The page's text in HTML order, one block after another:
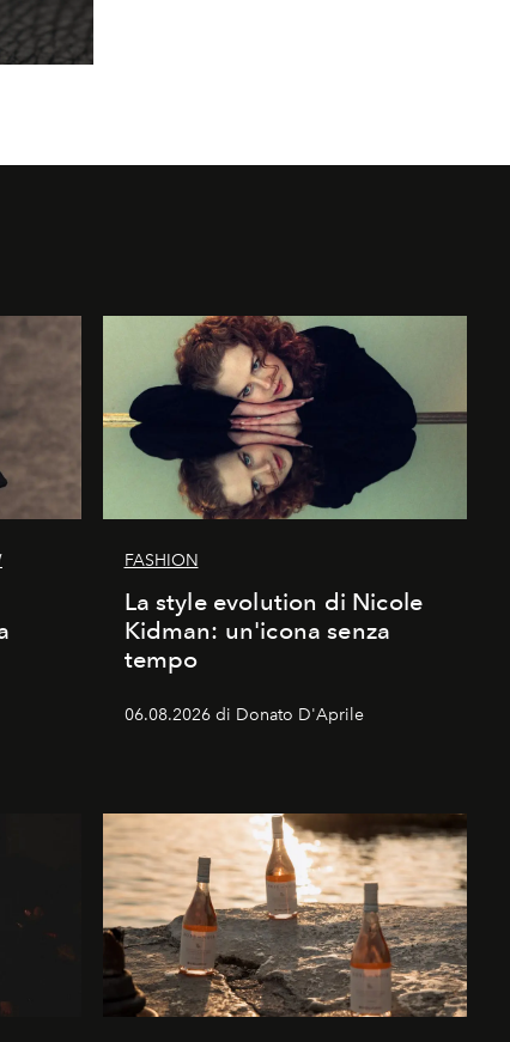
FASHION
La style evolution di Nicole
Kidman: un'icona senza
tempo
06.08.2026 di Donato D'Aprile